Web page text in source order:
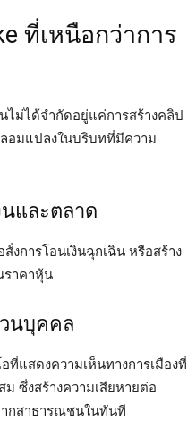
ที่เหนือกว่าการ
ไม่ได้จำกัดอยู่แค่การสร้างคลิป
อมแปลงในบริบทที่มีความ
นและตลาด
งการโอนเงินฉุกเฉิน หรือสร้าง
ราคาหุ้น
นบุคคล
ที่แสดงความเห็นทางการเมืองที่
ซึ่งสร้างความเสียหายต่อ
กสาธารณชนในทันที